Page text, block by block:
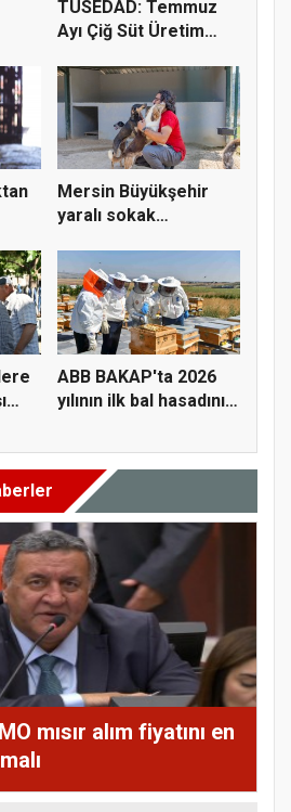
TÜSEDAD: Temmuz
Ayı Çiğ Süt Üretim
Mersin Büyükşehir
yaralı sokak
ABB BAKAP'ta 2026
yılının ilk bal hasadını
mısır alım fiyatını en